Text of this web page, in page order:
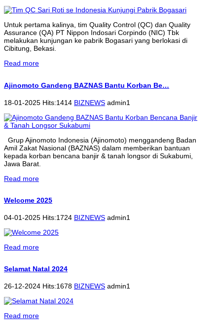
Untuk pertama kalinya, tim Quality Control (QC) dan Quality
Assurance (QA) PT Nippon Indosari Corpindo (NIC) Tbk
melakukan kunjungan ke pabrik Bogasari yang berlokasi di
Cibitung, Bekasi.
Read more
Ajinomoto Gandeng BAZNAS Bantu Korban Be…
18-01-2025 Hits:1414 BIZNEWS admin1
Grup Ajinomoto Indonesia (Ajinomoto) menggandeng Badan
Amil Zakat Nasional (BAZNAS) dalam memberikan bantuan
kepada korban bencana banjir & tanah longsor di Sukabumi,
Jawa Barat.
Read more
Welcome 2025
04-01-2025 Hits:1724 BIZNEWS admin1
Read more
Selamat Natal 2024
26-12-2024 Hits:1678 BIZNEWS admin1
Read more